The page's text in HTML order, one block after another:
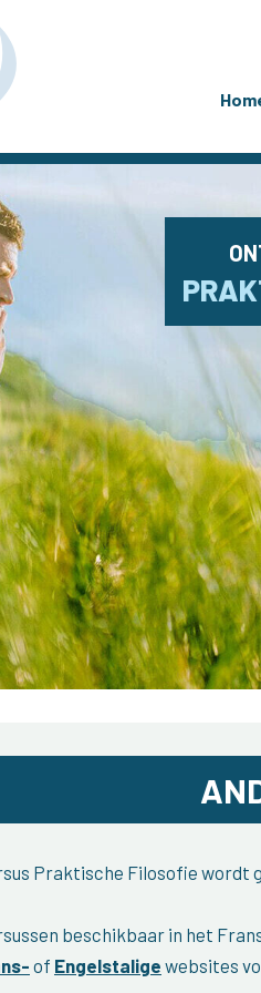
Praktische Filosofie wordt
beschikbaar in het
of Engelstalige websites